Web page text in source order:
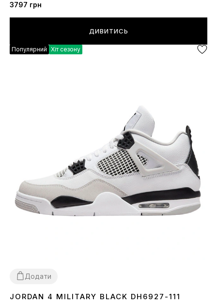
3797 грн
ДИВИТИСЬ
Популярний Хіт сезону
Додати
363738394041 424344
JORDAN 4 MILITARY BLACK DH6927-111